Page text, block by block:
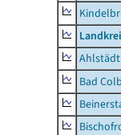
Ahlstädt
Bad